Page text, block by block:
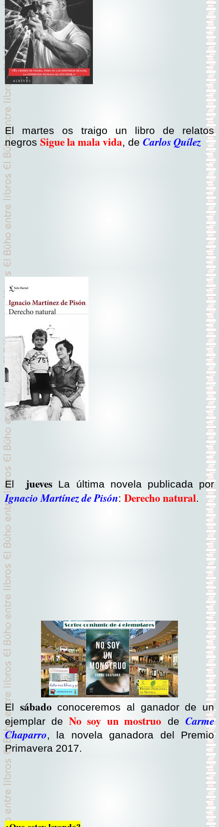
El martes os traigo un libro de relatos
negros Sigue la mala vida, de Carlos Quílez
El jueves La última novela publicada por
Ignacio Martínez de Pisón: Derecho natural.
El sábado conoceremos al ganador de un
ejemplar de No soy un mostruo deCarme
Chaparro, la novela ganadora del Premio
Primavera 2017.